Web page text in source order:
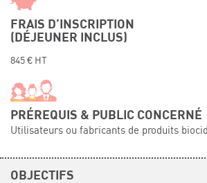
CHEMISTRY
Contacts
FRAIS D’INSCRIPTION
(DÉJEUNER INCLUS)
845 € HT
PRÉREQUIS & PUBLIC CONCERNÉ
Utilisateurs ou fabricants de produits
OBJECTIFS